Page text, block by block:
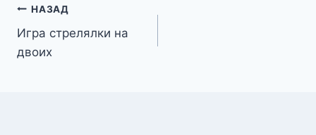
Навигация
по
НАЗАД
Игра стрелялки на
двоих